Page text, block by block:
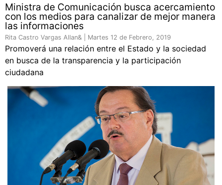
Ministra de Comunicación busca acercamiento
con los medios para canalizar de mejor manera
las informaciones
Rita Castro Vargas Allan& | Martes 12 de Febrero, 2019
Promoverá una relación entre el Estado y la sociedad
en busca de la transparencia y la participación
ciudadana